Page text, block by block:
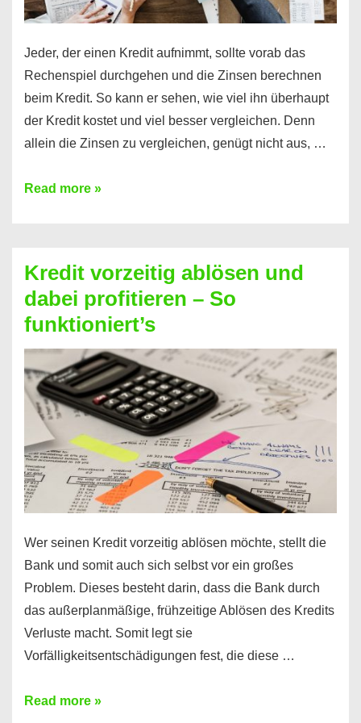
Jeder, der einen Kredit aufnimmt, sollte vorab das
Rechenspiel durchgehen und die Zinsen berechnen
beim Kredit. So kann er sehen, wie viel ihn überhaupt
der Kredit kostet und viel besser vergleichen. Denn
allein die Zinsen zu vergleichen, genügt nicht aus, …
Ganz
Kredit
berechnen
–
Mit
diesen
Regeln!
Read more »
Kredit vorzeitig ablösen und
dabei profitieren – So
funktioniert’s
Wer seinen Kredit vorzeitig ablösen möchte, stellt die
Bank und somit auch sich selbst vor ein großes
Problem. Dieses besteht darin, dass die Bank durch
das außerplanmäßige, frühzeitige Ablösen des Kredits
Verluste macht. Somit legt sie
Vorfälligkeitsentschädigungen fest, die diese …
Kredit
Read more »